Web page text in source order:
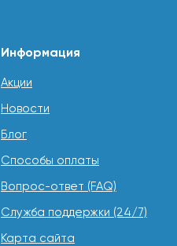
Информация
Акции
Новости
Блог
Способы оплаты
Вопрос-ответ (FAQ)
Служба поддержки (24/7)
Карта сайта